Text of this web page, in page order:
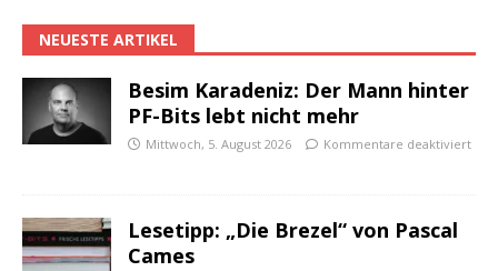
NEUESTE ARTIKEL
Besim Karadeniz: Der Mann hinter
PF-Bits lebt nicht mehr
Mittwoch, 5. August 2026 Kommentare deaktiviert
Lesetipp: „Die Brezel“ von Pascal
Cames